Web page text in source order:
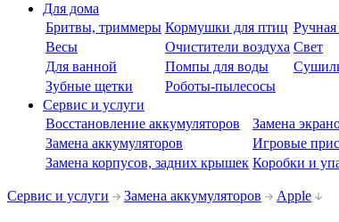
Для дома
Бритвы, триммеры Кормушки для птиц Ручная
Весы
Очистители воздуха Свет
Для ванной
Помпы для воды
Зубные щетки
Роботы-пылесосы
Сервис и услуги
Восстановление аккумуляторов
Замена
Замена аккумуляторов
Игровые
Замена корпусов, задних крышек Коробки и
Сервис и услуги Замена аккумуляторов Apple